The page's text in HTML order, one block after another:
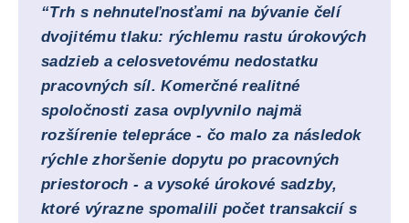
“Trh s nehnuteľnosťami na bývanie čelí
dvojitému tlaku: rýchlemu rastu úrokových
sadzieb a celosvetovému nedostatku
pracovných síl. Komerčné realitné
spoločnosti zasa ovplyvnilo najmä
rozšírenie telepráce - čo malo za následok
rýchle zhoršenie dopytu po pracovných
priestoroch - a vysoké úrokové sadzby,
ktoré výrazne spomalili počet transakcií s